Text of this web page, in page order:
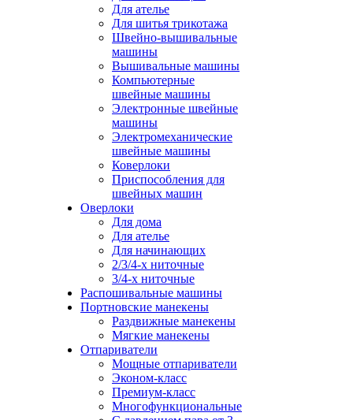
Для ателье
Для шитья трикотажа
Швейно-вышивальные
машины
Вышивальные машины
Компьютерные
швейные машины
Электронные швейные
машины
Электромеханические
швейные машины
Коверлоки
Приспособления для
швейных машин
Оверлоки
Для дома
Для ателье
Для начинающих
2/3/4-х ниточные
3/4-х ниточные
Распошивальные машины
Портновские манекены
Раздвижные манекены
Мягкие манекены
Отпариватели
Мощные отпариватели
Эконом-класс
Премиум-класс
Многофункциональные